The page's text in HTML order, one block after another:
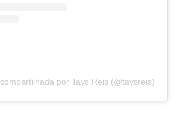
por Tays Reis (@taysreis)